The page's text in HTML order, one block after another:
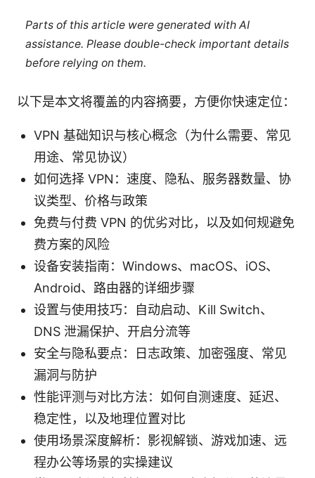
Parts of this article were generated with AI
assistance. Please double-check important details
before relying on them.
以下是本文将覆盖的内容摘要，方便你快速定位：
VPN 基础知识与核心概念（为什么需要、常见
用途、常见协议）
如何选择 VPN：速度、隐私、服务器数量、协
议类型、价格与政策
免费与付费 VPN 的优劣对比，以及如何规避免
费方案的风险
设备安装指南：Windows、macOS、iOS、
Android、路由器的详细步骤
设置与使用技巧：自动启动、Kill Switch、
DNS 泄漏保护、开启分流等
安全与隐私要点：日志政策、加密强度、常见
漏洞与防护
性能评测与对比方法：如何自测速度、延迟、
稳定性，以及地理位置对比
使用场景深度解析：影视解锁、游戏加速、远
程办公等场景的实操建议